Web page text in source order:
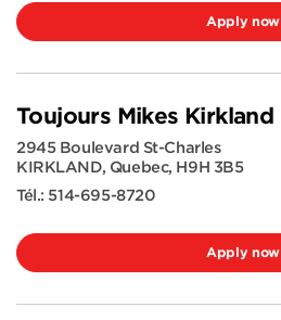
Apply now
Toujours Mikes Kirkland
2945 Boulevard St-Charles
KIRKLAND, Quebec, H9H 3B5
Tél.: 514-695-8720
Apply now